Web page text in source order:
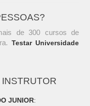
de 300 cursos de
Testar Universidade
JUNIOR: